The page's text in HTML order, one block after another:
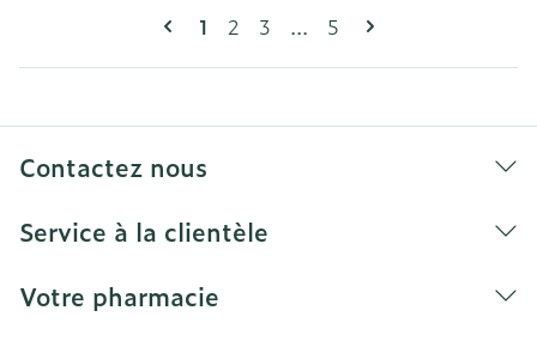
Pages
Vous lisez actuellement la page
1 Page
2 Page
3 ... Page
5
Contactez nous
Service à la clientèle
Votre pharmacie